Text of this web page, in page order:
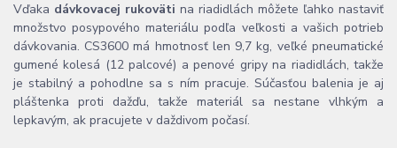
Vďaka dávkovacej rukoväti na riadidlách môžete ľahko nastaviť
množstvo posypového materiálu podľa veľkosti a vašich potrieb
dávkovania. CS3600 má hmotnosť len 9,7 kg, veľké pneumatické
gumené kolesá (12 palcové) a penové gripy na riadidlách, takže
je stabilný a pohodlne sa s ním pracuje. Súčasťou balenia je aj
pláštenka proti dažďu, takže materiál sa nestane vlhkým a
lepkavým, ak pracujete v daždivom počasí.